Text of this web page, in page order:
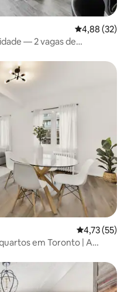
4,88 de uma
4,88 (32)
— 2 vagas de
4,73 de uma
4,73 (55)
em Toronto | A